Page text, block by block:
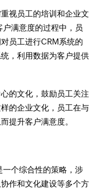
视员工的培训和企业文
满意度的过程中，员
员工进行CRM系统的
，利用数据为客户提供
的文化，鼓励员工关注
的企业文化，员工在与
提升客户满意度。
个综合性的策略，涉
作和文化建设等多个方